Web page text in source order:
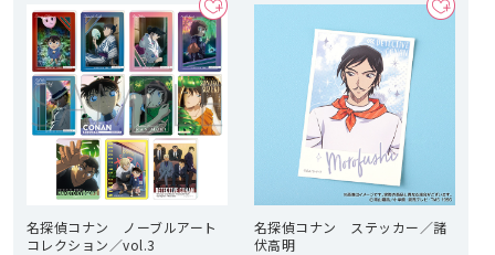
名探偵コナン ノーブルアート
コレクション／vol.3
名探偵コナン ステッカー／諸
伏高明